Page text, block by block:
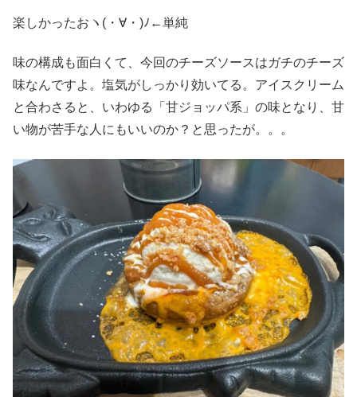
楽しかったおヽ(・∀・)ﾉ←単純
味の構成も面白くて、今回のチーズソースはガチのチーズ
味なんですよ。塩気がしっかり効いてる。アイスクリーム
と合わさると、いわゆる「甘ジョッパ系」の味となり、甘
い物が苦手な人にもいいのか？と思ったが。。。